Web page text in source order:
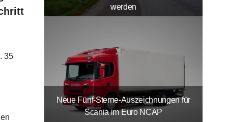
35
werden
Neue Fünf-Sterne-Auszeichnungen für
Scania im Euro NCAP